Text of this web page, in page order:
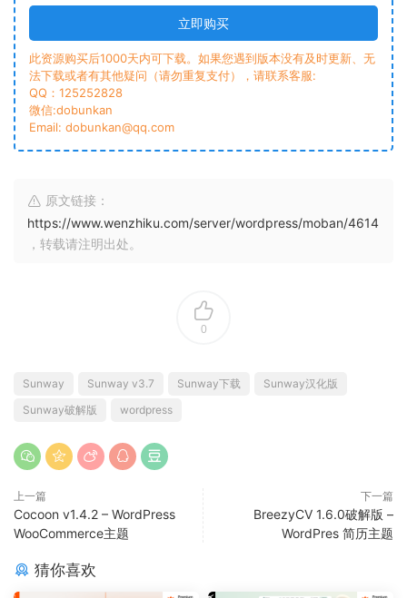
立即购买
此资源购买后1000天内可下载。如果您遇到版本没有及时更新、无
法下载或者有其他疑问（请勿重复支付），请联系客服:
QQ：125252828
微信:dobunkan
Email: dobunkan@qq.com
原文链接：
https://www.wenzhiku.com/server/wordpress/moban/4614
，转载请注明出处。
0
Sunway Sunway v3.7 Sunway下载
Sunway汉化版
Sunway破解版
wordpress
上一篇
Cocoon v1.4.2 – WordPress
WooCommerce主题
下一篇
BreezyCV 1.6.0破解版 –
WordPres 简历主题
猜你喜欢